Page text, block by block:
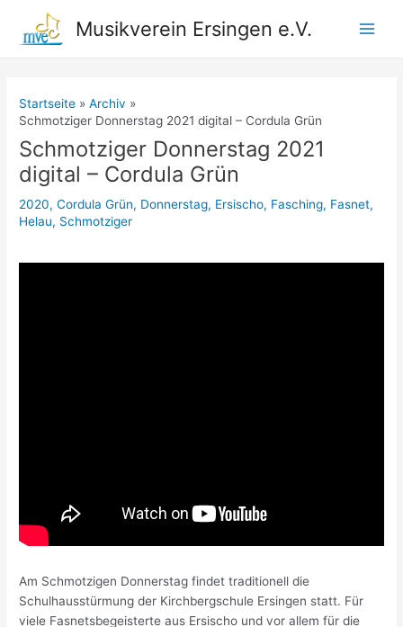
springen
Musikverein Ersingen e.V.
Startseite
Archiv
Schmotziger Donnerstag 2021 digital – Cordula Grün
Schmotziger Donnerstag 2021
digital – Cordula Grün
2020,Cordula Grün, Donnerstag, Ersischo, Fasching, Fasnet,
Helau, Schmotziger
Am Schmotzigen Donnerstag findet traditionell die
Schulhausstürmung der Kirchbergschule Ersingen statt. Für
viele Fasnetsbegeisterte aus Ersischo und vor allem für die